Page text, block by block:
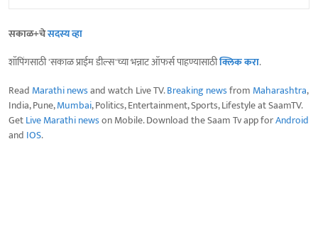
सकाळ+चेसदस्य व्हा
शॉपिंगसाठी 'सकाळ प्राईम डील्स'च्या भन्नाट ऑफर्स पाहण्यासाठीक्लिक करा.
Read Marathi newsand watch Live TV.Breaking newsfrom Maharashtra,
India, Pune,Mumbai, Politics, Entertainment, Sports, Lifestyle at SaamTV.
GetLive Marathi newson Mobile. Download the Saam Tv app forAndroid
and IOS.